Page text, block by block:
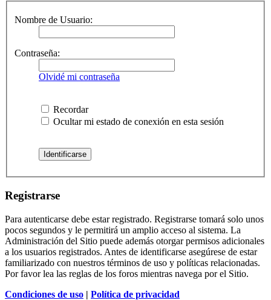
Nombre de Usuario:
Contraseña:
Olvidé mi contraseña
Recordar
Ocultar mi estado de conexión en esta sesión
Registrarse
Para autenticarse debe estar registrado. Registrarse tomará solo unos
pocos segundos y le permitirá un amplio acceso al sistema. La
Administración del Sitio puede además otorgar permisos adicionales
a los usuarios registrados. Antes de identificarse asegúrese de estar
familiarizado con nuestros términos de uso y políticas relacionadas.
Por favor lea las reglas de los foros mientras navega por el Sitio.
Condiciones de uso | Política de privacidad